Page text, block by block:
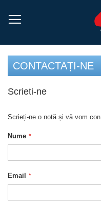
Conținut
CONTACTAȚI-NE
Scrieti-ne
Scrieți-ne o notă și vă vom
Nume
Email